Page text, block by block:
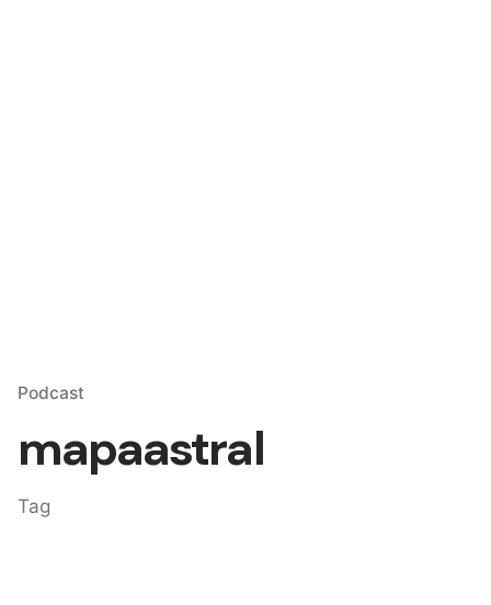
Podcast
mapaastral
Tag